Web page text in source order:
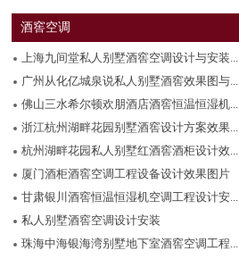
酒窖空调
上海九间堂私人别墅酒窖空调设计与安装...
广州从化亿城泉说私人别墅酒窖效果图与...
佛山三水希尔顿欢朋酒店酒窖恒温恒湿机...
浙江杭州湖畔花园别墅酒窖设计方案效果...
杭州湖畔花园私人别墅红酒窖酒柜设计效...
厦门酒柜酒窖空调工程设备设计效果图片
甘肃银川酒窖恒温恒湿机空调工程设计安...
私人别墅酒窖空调设计安装
珠海中海银海湾别墅地下室酒窖空调工程...